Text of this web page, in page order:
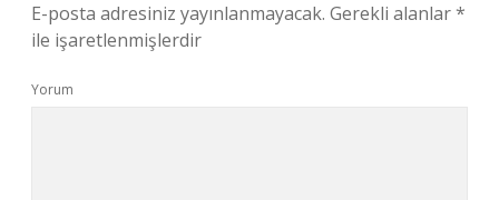
E-posta adresiniz yayınlanmayacak. Gerekli alanlar*
ile işaretlenmişlerdir
Yorum